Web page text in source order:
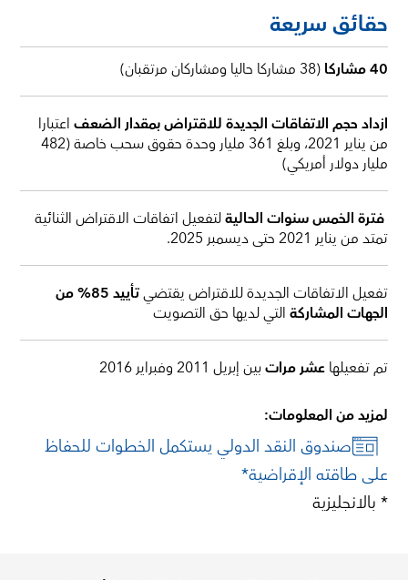
حقائق سريعة
40 مشاركا (38 مشاركا حاليا ومشاركان مرتقبان)
ازداد حجم الاتفاقات الجديدة للاقتراض بمقدار الضعفاعتبارا
من يناير 2021، وبلغ 361 مليار وحدة حقوق سحب خاصة (482
مليار دولار أمريكي)
فترة الخمس سنوات الحاليةلتفعيل اتفاقات الاقتراض الثنائية
تمتد من يناير 2021 حتى ديسمبر 2025.
تفعيل الاتفاقات الجديدة للاقتراض يقتضي تأييد 85% من
الجهات المشاركةالتي لديها حق التصويت
تم تفعيلهاعشر مراتبين إبريل 2011 وفبراير 2016
لمزيد من المعلومات:
صندوق النقد الدولي يستكمل الخطوات للحفاظ
على طاقته الإقراضية*
* بالانجليزية